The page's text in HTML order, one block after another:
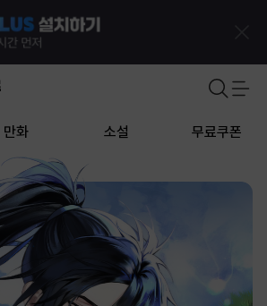
만화 소설 무료쿠폰